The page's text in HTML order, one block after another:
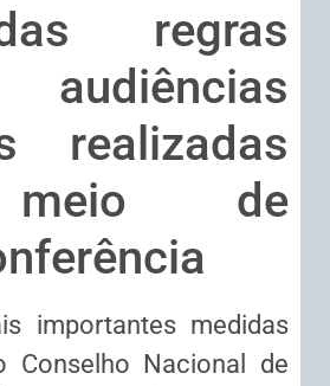
regras
realizadas
de
importantes medidas
Conselho Nacional de